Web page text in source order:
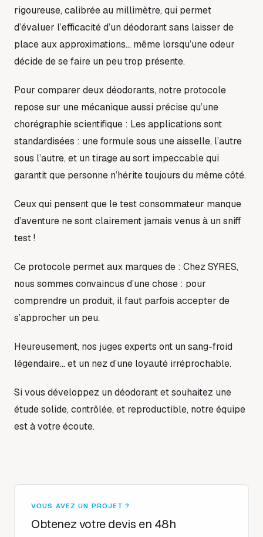
rigoureuse, calibrée au millimètre, qui permet
d’évaluer l’efficacité d’un déodorant sans laisser de
place aux approximations… même lorsqu’une odeur
décide de se faire un peu trop présente.
Pour comparer deux déodorants, notre protocole
repose sur une mécanique aussi précise qu’une
chorégraphie scientifique : Les applications sont
standardisées : une formule sous une aisselle, l’autre
sous l’autre, et un tirage au sort impeccable qui
garantit que personne n’hérite toujours du même côté.
Ceux qui pensent que le test consommateur manque
d’aventure ne sont clairement jamais venus à un sniff
test !
Ce protocole permet aux marques de : Chez SYRES,
nous sommes convaincus d’une chose : pour
comprendre un produit, il faut parfois accepter de
s’approcher un peu.
Heureusement, nos juges experts ont un sang-froid
légendaire… et un nez d’une loyauté irréprochable.
Si vous développez un déodorant et souhaitez une
étude solide, contrôlée, et reproductible, notre équipe
est à votre écoute.
VOUS AVEZ UN PROJET ?
Obtenez votre devis en 48h